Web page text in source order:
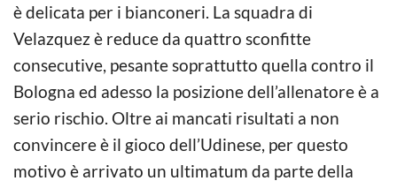
è delicata per i bianconeri. La squadra di
Velazquez è reduce da quattro sconfitte
consecutive, pesante soprattutto quella contro il
Bologna ed adesso la posizione dell’allenatore è a
serio rischio. Oltre ai mancati risultati a non
convincere è il gioco dell’Udinese, per questo
motivo è arrivato un ultimatum da parte della